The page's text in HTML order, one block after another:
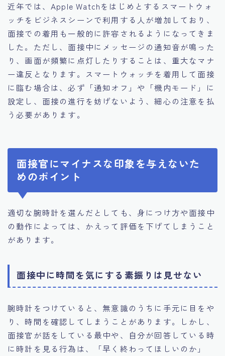
近年では、Apple Watchをはじめとするスマートウォ
ッチをビジネスシーンで利用する人が増加しており、
面接での着用も一般的に許容されるようになってきま
した。ただし、面接中にメッセージの通知音が鳴った
り、画面が頻繁に点灯したりすることは、重大なマナ
ー違反となります。スマートウォッチを着用して面接
に臨む場合は、必ず「通知オフ」や「機内モード」に
設定し、面接の進行を妨げないよう、細心の注意を払
う必要があります。
面接官にマイナスな印象を与えないた
めのポイント
適切な腕時計を選んだとしても、身につけ方や面接中
の動作によっては、かえって評価を下げてしまうこと
があります。
面接中に時間を気にする素振りは見せない
腕時計をつけていると、無意識のうちに手元に目をや
り、時間を確認してしまうことがあります。しかし、
面接官が話をしている最中や、自分が回答している時
に時計を見る行為は、「早く終わってほしいのか」